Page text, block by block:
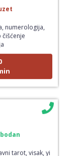
numerologija,
čišćenje
tarot, visak, yi